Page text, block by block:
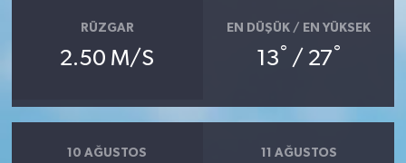
RÜZGAR
2.50 M/S
EN DÜŞÜK / EN YÜKSEK
13° / 27°
10 AĞUSTOS 11 AĞUSTOS